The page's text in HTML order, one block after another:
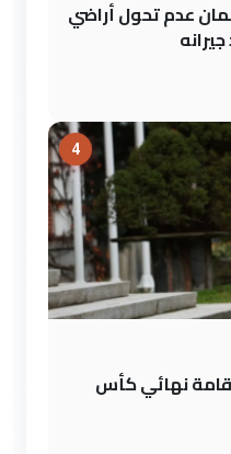
عدم تحول أراضي
4
نهائي كأس